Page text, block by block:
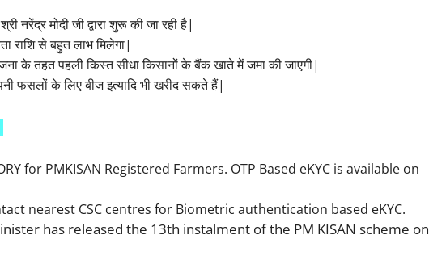
नरेंद्र मोदी जी द्वारा शुरू की जा रही है|
राशि से बहुत लाभ मिलेगा|
के तहत पहली किस्त सीधा किसानों के बैंक खाते में जमा की जाएगी|
फसलों के लिए बीज इत्यादि भी खरीद सकते हैं|
for PMKISAN Registered Farmers. OTP Based eKYC is available on
nearest CSC centres for Biometric authentication based eKYC.
has released the 13th instalment of the PM KISAN scheme on